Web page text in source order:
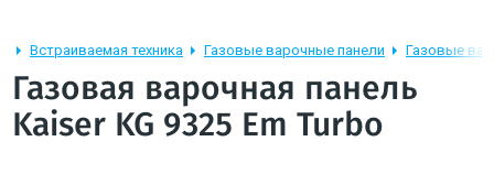
Встраиваемая техника Газовые варочные панели Газовые
Газовая варочная панель
Kaiser KG 9325 Em Turbo